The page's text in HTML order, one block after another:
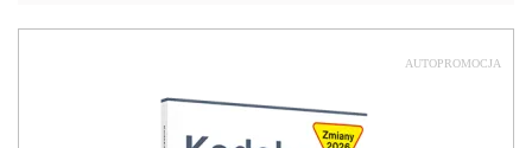
AUTOPROMOCJA